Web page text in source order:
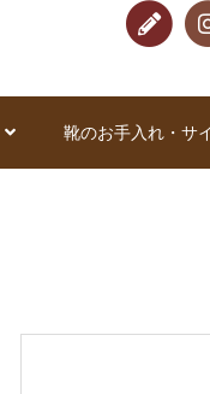
靴のお手入れ・サ